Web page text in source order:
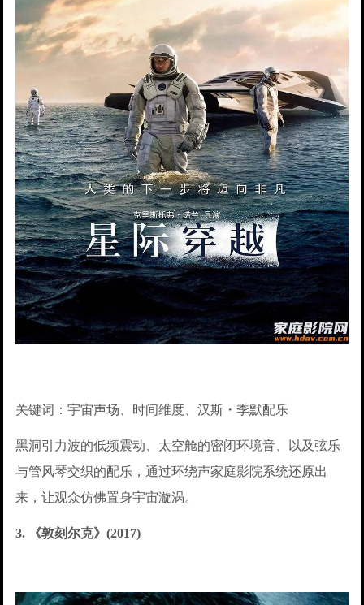
关键词：宇宙声场、时间维度、汉斯・季默配乐
黑洞引力波的低频震动、太空舱的密闭环境音、以及弦乐
与管风琴交织的配乐，通过环绕声家庭影院系统还原出
来，让观众仿佛置身宇宙漩涡。
3. 《敦刻尔克》(2017)